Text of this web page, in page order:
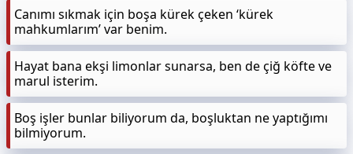
Canımı sıkmak için boşa kürek çeken ‘kürek
mahkumlarım’ var benim.
Hayat bana ekşi limonlar sunarsa, ben de çiğ köfte ve
marul isterim.
Boş işler bunlar biliyorum da, boşluktan ne yaptığımı
bilmiyorum.